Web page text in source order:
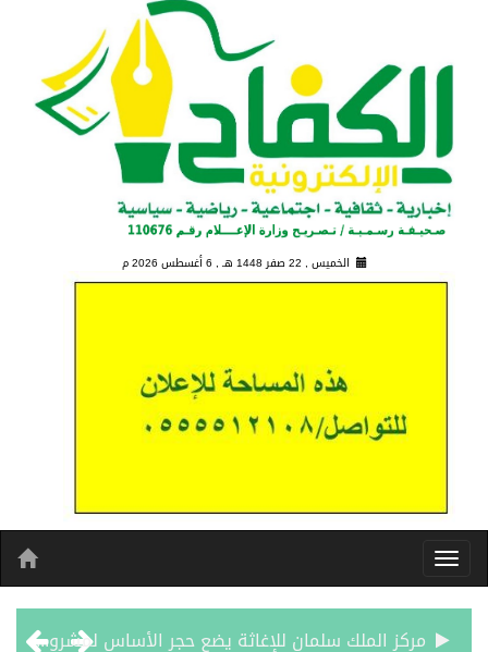
الخميس , 22 صفر 1448 هـ , 6 أغسطس 2026 م
مركز الملك سلمان للإغاثة يضع حجر الأساس لمشروع بناء وإعادة تأهيل 13 مدرسة في محافظتي لحج والضالع